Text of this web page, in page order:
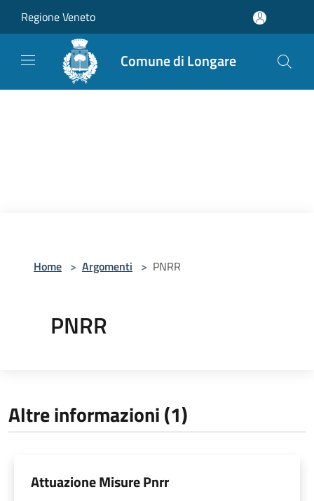
Regione Veneto
Comune di Longare
Home > Argomenti > PNRR
PNRR
Altre informazioni (1)
Attuazione Misure Pnrr